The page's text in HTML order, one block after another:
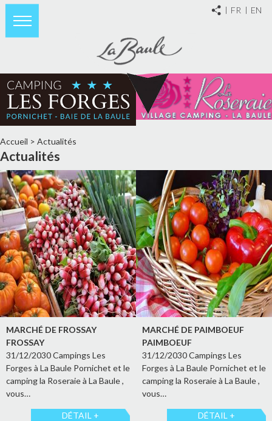
FR EN
Accueil > Actualités
Actualités
MARCHÉ DE FROSSAY
FROSSAY
31/12/2030 Campings Les
Forges à La Baule Pornichet et le
camping la Roseraie à La Baule ,
vous…
DÉTAIL +
MARCHÉ DE PAIMBOEUF
PAIMBOEUF
31/12/2030 Campings Les
Forges à La Baule Pornichet et le
camping la Roseraie à La Baule ,
vous…
DÉTAIL +